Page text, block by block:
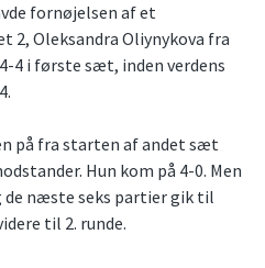
fornøjelsen af et
2, Oleksandra Oliynykova fra
4 i første sæt, inden verdens
på fra starten af andet sæt
Hun kom på 4-0. Men
de næste seks partier gik til
til 2. runde.